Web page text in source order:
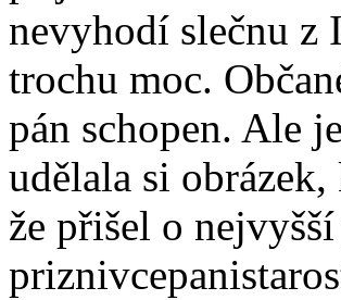
nevyhodí slečnu z
trochu moc.
pán schopen. Ale
udělala si
že přišel o